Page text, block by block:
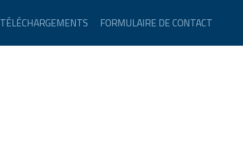
TÉLÉCHARGEMENTS FORMULAIRE DE CONTACT